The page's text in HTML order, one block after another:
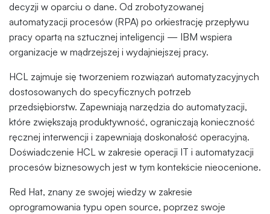
decyzji w oparciu o dane. Od zrobotyzowanej
automatyzacji procesów (RPA) po orkiestrację przepływu
pracy opartą na sztucznej inteligencji — IBM wspiera
organizacje w mądrzejszej i wydajniejszej pracy.
HCL zajmuje się tworzeniem rozwiązań automatyzacyjnych
dostosowanych do specyficznych potrzeb
przedsiębiorstw. Zapewniają narzędzia do automatyzacji,
które zwiększają produktywność, ograniczają konieczność
ręcznej interwencji i zapewniają doskonałość operacyjną.
Doświadczenie HCL w zakresie operacji IT i automatyzacji
procesów biznesowych jest w tym kontekście nieocenione.
Red Hat, znany ze swojej wiedzy w zakresie
oprogramowania typu open source, poprzez swoje